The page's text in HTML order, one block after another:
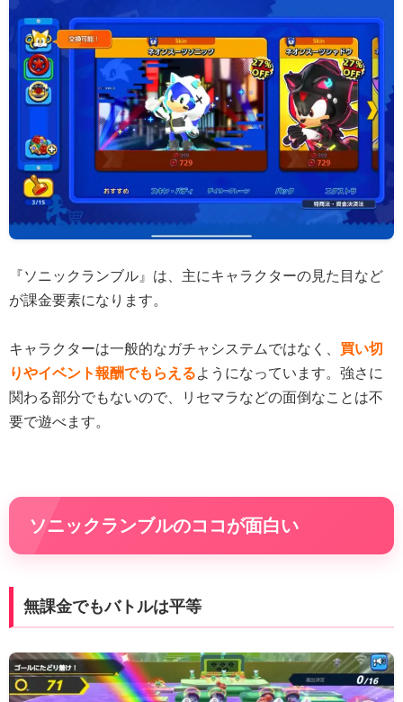
『ソニックランブル』は、主にキャラクターの見た目など
が課金要素になります。
キャラクターは一般的なガチャシステムではなく、 買い切
りやイベント報酬でもらえるようになっています。強さに
関わる部分でもないので、リセマラなどの面倒なことは不
要で遊べます。
ソニックランブルのココが面白い
無課金でもバトルは平等